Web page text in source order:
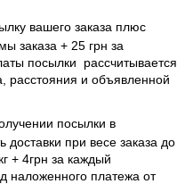
вашего заказа плюс
заказа + 25 грн за
посылки рассчитывается
расстояния и объявленной
посылки в
при весе заказа до
+ 4грн за каждый
наложенного платежа от